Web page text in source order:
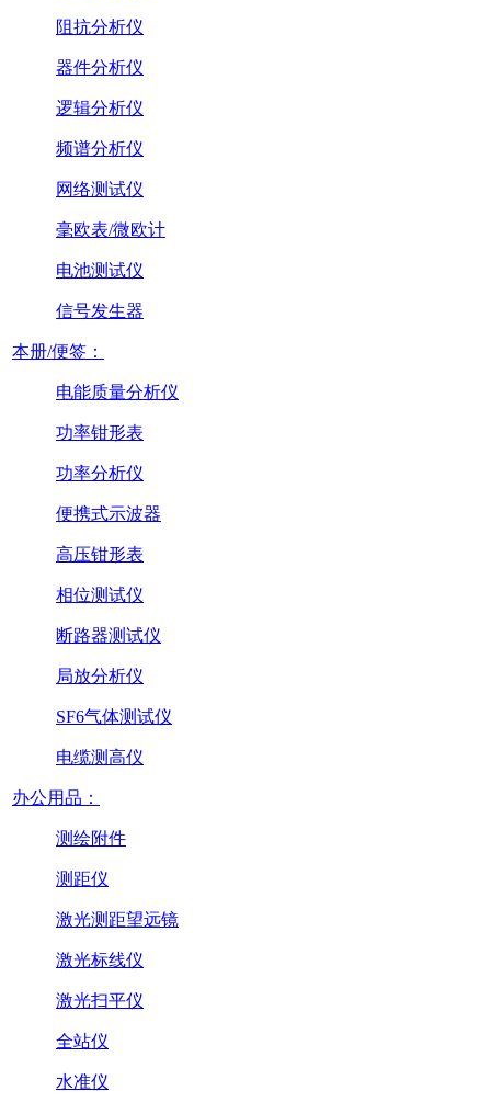
阻抗分析仪
器件分析仪
逻辑分析仪
频谱分析仪
网络测试仪
毫欧表/微欧计
电池测试仪
信号发生器
本册/便签：
电能质量分析仪
功率钳形表
功率分析仪
便携式示波器
高压钳形表
相位测试仪
断路器测试仪
局放分析仪
SF6气体测试仪
电缆测高仪
办公用品：
测绘附件
测距仪
激光测距望远镜
激光标线仪
激光扫平仪
全站仪
水准仪